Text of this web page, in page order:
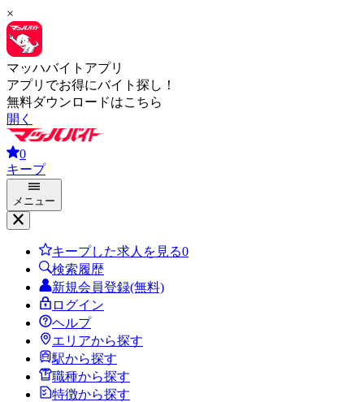
×
マッハバイトアプリ
アプリでお得にバイト探し！
無料ダウンロードはこちら
開く
0
キープ
メニュー
キープした求人を見る0
検索履歴
新規会員登録(無料)
ログイン
ヘルプ
エリアから探す
駅から探す
職種から探す
特徴から探す